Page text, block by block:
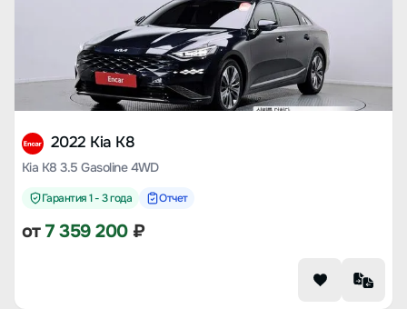
2022 Kia K8
Kia K8 3.5 Gasoline 4WD
Гарантия 1 - 3 года Отчет
от7 359 200₽